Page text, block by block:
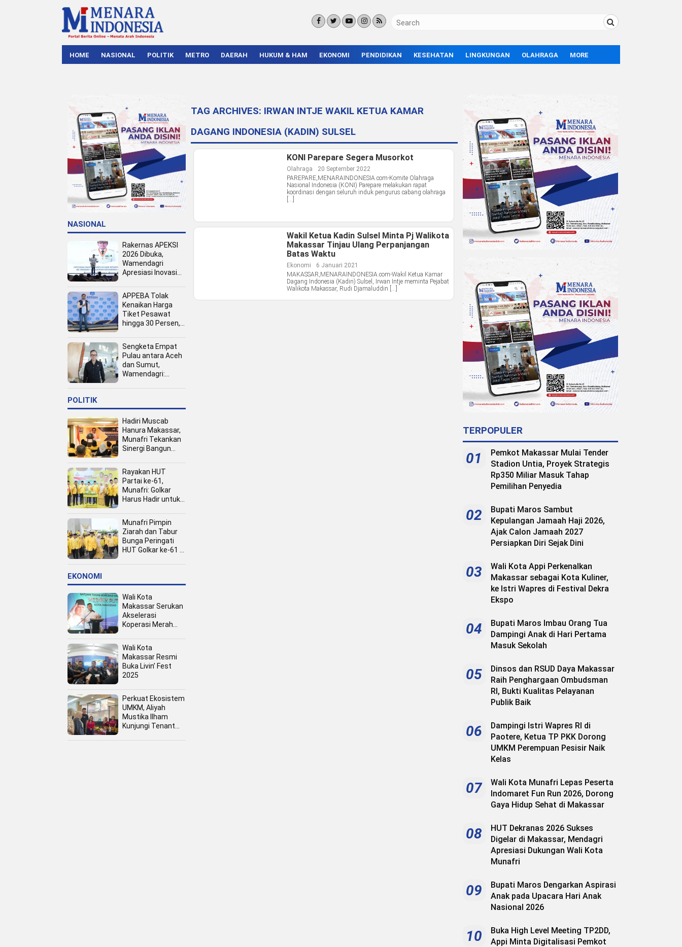
HOME NASIONAL POLITIK METRO DAERAH HUKUM & HAM EKONOMI PENDIDIKAN KESEHATAN LINGKUNGAN OLAHRAGA MORE
NASIONAL
Rakernas APEKSI
2026 Dibuka,
Wamendagri
Apresiasi Inovasi
Tingkat Kota
APPEBA Tolak
Kenaikan Harga
Tiket Pesawat
hingga 30 Persen,
Jamaah Haji dan
Umrah
Sengketa Empat
Pulau antara Aceh
dan Sumut,
Wamendagri:
POLITIK
Hadiri Muscab
Hanura Makassar,
Munafri Tekankan
Sinergi Bangun
Rayakan HUT
Partai ke-61,
Munafri: Golkar
Harus Hadir untuk
Munafri Pimpin
Ziarah dan Tabur
Bunga Peringati
HUT Golkar ke-61 di
EKONOMI
Wali Kota
Makassar Serukan
Akselerasi
Koperasi Merah
Program Presiden
Prabowo
Wali Kota
Makassar Resmi
Buka Livin’ Fest
2025
Perkuat Ekosistem
UMKM, Aliyah
Mustika Ilham
Kunjungi Tenant
TAG ARCHIVES: IRWAN INTJE WAKIL KETUA KAMAR
DAGANG INDONESIA (KADIN) SULSEL
KONI Parepare Segera Musorkot
Olahraga
20 September 2022
PAREPARE,MENARAINDONESIA.com-Komite Olahraga
Nasional Indonesia (KONI) Parepare melakukan rapat
koordinasi dengan seluruh induk pengurus cabang olahraga
[…]
Wakil Ketua Kadin Sulsel Minta Pj Walikota
Makassar Tinjau Ulang Perpanjangan
Batas Waktu
Ekonomi
6 Januari 2021
MAKASSAR,MENARAINDONESIA.com-Wakil Ketua Kamar
Dagang Indonesia (Kadin) Sulsel, Irwan Intje meminta Pejabat
Walikota Makassar, Rudi Djamaluddin […]
TERPOPULER
01
Pemkot Makassar Mulai Tender
Stadion Untia, Proyek Strategis
Rp350 Miliar Masuk Tahap
Pemilihan Penyedia
02
Bupati Maros Sambut
Kepulangan Jamaah Haji 2026,
Ajak Calon Jamaah 2027
Persiapkan Diri Sejak Dini
03
Wali Kota Appi Perkenalkan
Makassar sebagai Kota Kuliner,
ke Istri Wapres di Festival Dekra
Ekspo
04
Bupati Maros Imbau Orang Tua
Dampingi Anak di Hari Pertama
Masuk Sekolah
05
Dinsos dan RSUD Daya Makassar
Raih Penghargaan Ombudsman
RI, Bukti Kualitas Pelayanan
Publik Baik
06
Dampingi Istri Wapres RI di
Paotere, Ketua TP PKK Dorong
UMKM Perempuan Pesisir Naik
Kelas
07
Wali Kota Munafri Lepas Peserta
Indomaret Fun Run 2026, Dorong
Gaya Hidup Sehat di Makassar
08
HUT Dekranas 2026 Sukses
Digelar di Makassar, Mendagri
Apresiasi Dukungan Wali Kota
Munafri
09
Bupati Maros Dengarkan Aspirasi
Anak pada Upacara Hari Anak
Nasional 2026
10
Buka High Level Meeting TP2DD,
Appi Minta Digitalisasi Pemkot